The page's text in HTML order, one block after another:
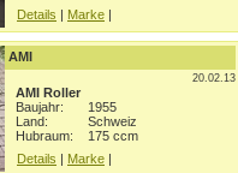
Details | Marke |
AMI
20.02.13
AMI Roller
Baujahr:
1955
Land:
Schweiz
Hubraum:
175 ccm
Details | Marke |